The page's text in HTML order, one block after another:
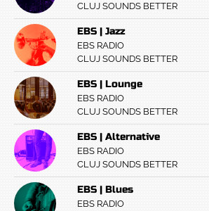
CLUJ SOUNDS BETTER
EBS | Jazz
EBS RADIO
CLUJ SOUNDS BETTER
EBS | Lounge
EBS RADIO
CLUJ SOUNDS BETTER
EBS | Alternative
EBS RADIO
CLUJ SOUNDS BETTER
EBS | Blues
EBS RADIO